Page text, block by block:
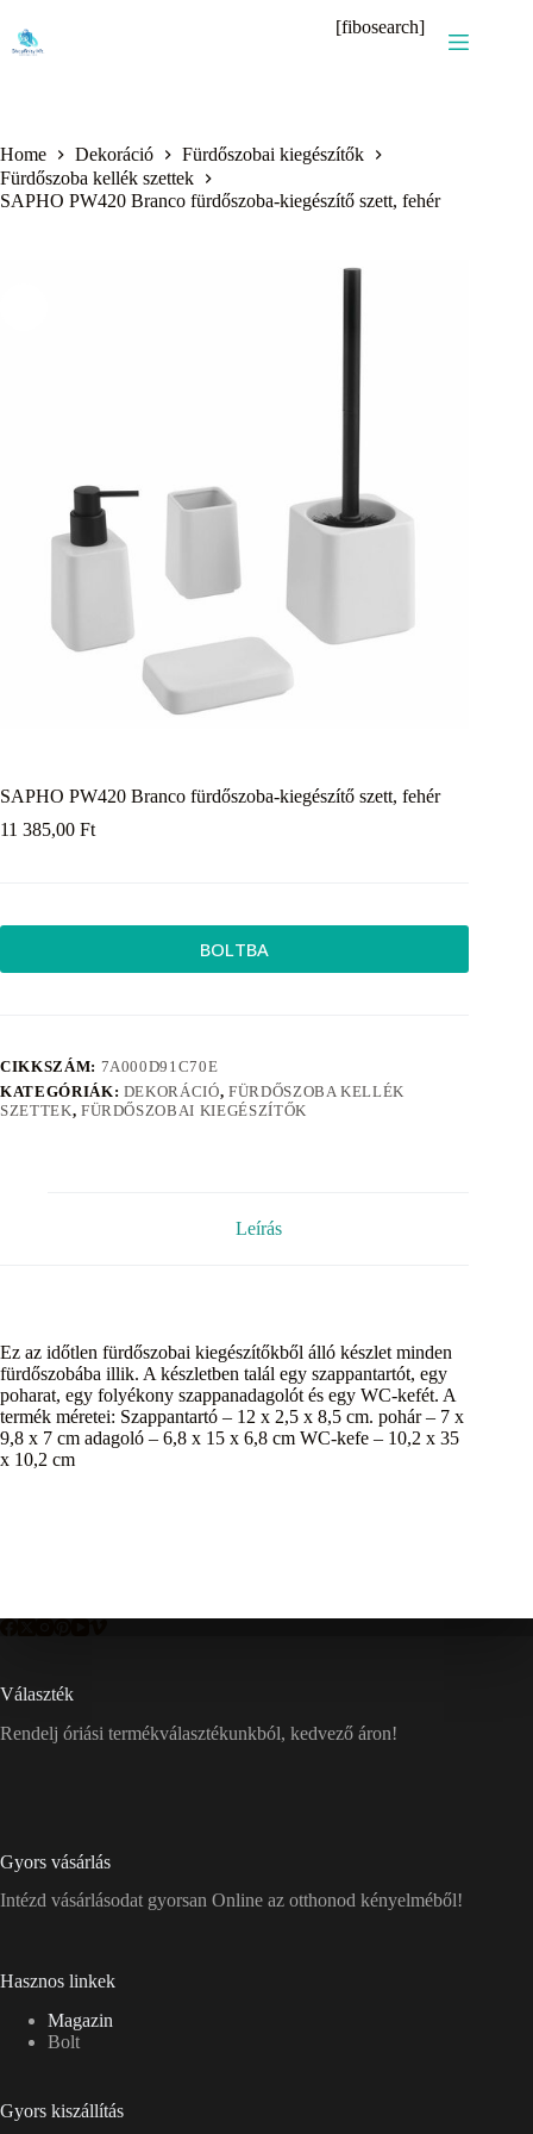
content
[fibosearch]
Home Dekoráció
Fürdőszobai kiegészítők
Fürdőszoba kellék szettek
SAPHO PW420 Branco fürdőszoba-kiegészítő szett, fehér
SAPHO PW420 Branco fürdőszoba-kiegészítő szett, fehér
11 385,00 Ft
BOLTBA
CIKKSZÁM: 7A000D91C70E
KATEGÓRIÁK: DEKORÁCIÓ, FÜRDŐSZOBA KELLÉK
SZETTEK, FÜRDŐSZOBAI KIEGÉSZÍTŐK
Leírás
Ez az időtlen fürdőszobai kiegészítőkből álló készlet minden
fürdőszobába illik. A készletben talál egy szappantartót, egy
poharat, egy folyékony szappanadagolót és egy WC-kefét. A
termék méretei: Szappantartó – 12 x 2,5 x 8,5 cm. pohár – 7 x
9,8 x 7 cm adagoló – 6,8 x 15 x 6,8 cm WC-kefe – 10,2 x 35
x 10,2 cm
Választék
Rendelj óriási termékválasztékunkból, kedvező áron!
Gyors vásárlás
Intézd vásárlásodat gyorsan Online az otthonod kényelméből!
Hasznos linkek
Magazin
Bolt
Gyors kiszállítás